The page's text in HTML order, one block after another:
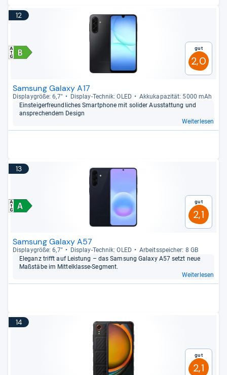
12
Gut
2,0
Samsung Galaxy A17
Dis­play­größe: 6,7" Dis­play-​Tech­nik: OLED
Akku­ka­pa­zi­tät: 5000 mAh
Ein­stei­ger­freund­li­ches Smart­phone mit soli­der Aus­stat­tung und
anspre­chen­dem Design
Weiterlesen
13
Gut
2,1
Samsung Galaxy A57
Dis­play­größe: 6,7" Dis­play-​Tech­nik: OLED
Arbeitsspei­cher: 8 GB
Ele­ganz trifft auf Leis­tung – das Sam­sung Galaxy A57 setzt neue
Maß­stäbe im Mit­tel­klasse-​Seg­ment.
Weiterlesen
14
Gut
2,1